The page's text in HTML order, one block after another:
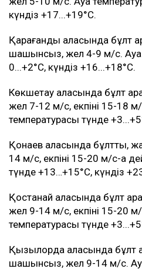
күндіз +17...+19°C.
Қарағанды қаласында бұлт
шашынсыз, жел 4-9 м/с. Ауа
0...+2°C, күндіз +16...+18°C.
Көкшетау қаласында бұлт
жел 7-12 м/с, екпіні 15-18 м/
температурасы түнде
Қонаев қаласында бұлтты,
14 м/с, екпіні 15-20 м/с-қа
түнде +13…+15°C, күндіз
Қостанай қаласында бұлт
жел 9-14 м/с, екпіні 15-20 м/
температурасы түнде
Қызылорда қаласында бұлт
шашынсыз, жел 9-14 м/с.